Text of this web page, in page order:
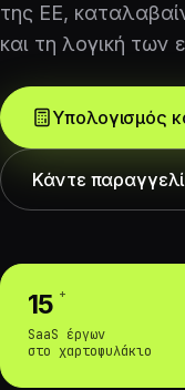
της ΕΕ,
και τη λογική των
Υπολογισμός
Κάντε
15 +
SaaS έργων
στο χαρτοφυλάκιο